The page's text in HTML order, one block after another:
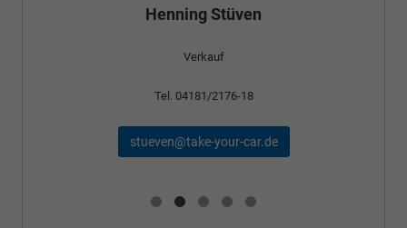
Henning Stüven
Verkauf
Tel. 04181/2176-18
stueven@take-your-car.de